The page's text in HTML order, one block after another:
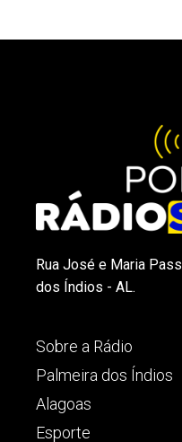
Rua José e Maria
dos Índios - AL.
Sobre a Rádio
Palmeira dos Índios
Alagoas
Esporte